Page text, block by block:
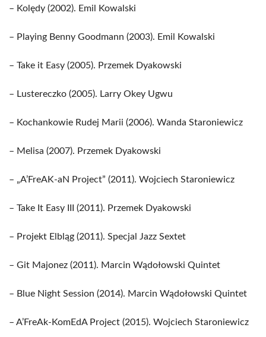
– Kolędy (2002). Emil Kowalski
– Playing Benny Goodmann (2003). Emil Kowalski
– Take it Easy (2005). Przemek Dyakowski
– Lustereczko (2005). Larry Okey Ugwu
– Kochankowie Rudej Marii (2006). Wanda Staroniewicz
– Melisa (2007). Przemek Dyakowski
– „A’FreAK-aN Project” (2011). Wojciech Staroniewicz
– Take It Easy III (2011). Przemek Dyakowski
– Projekt Elbląg (2011). Specjal Jazz Sextet
– Git Majonez (2011). Marcin Wądołowski Quintet
– Blue Night Session (2014). Marcin Wądołowski Quintet
– A’FreAk-KomEdA Project (2015). Wojciech Staroniewicz